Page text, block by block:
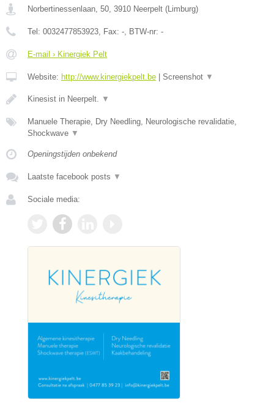
Norbertinessenlaan, 50, 3910 Neerpelt (Limburg)
Tel: 0032477853923, Fax: -, BTW-nr: -
E-mail › Kinergiek Pelt
Website: http://www.kinergiekpelt.be Screenshot ▼
Kinesist in Neerpelt. ▼
Manuele Therapie, Dry Needling, Neurologische revalidatie,
Shockwave ▼
Openingstijden onbekend
Laatste facebook posts ▼
Sociale media: